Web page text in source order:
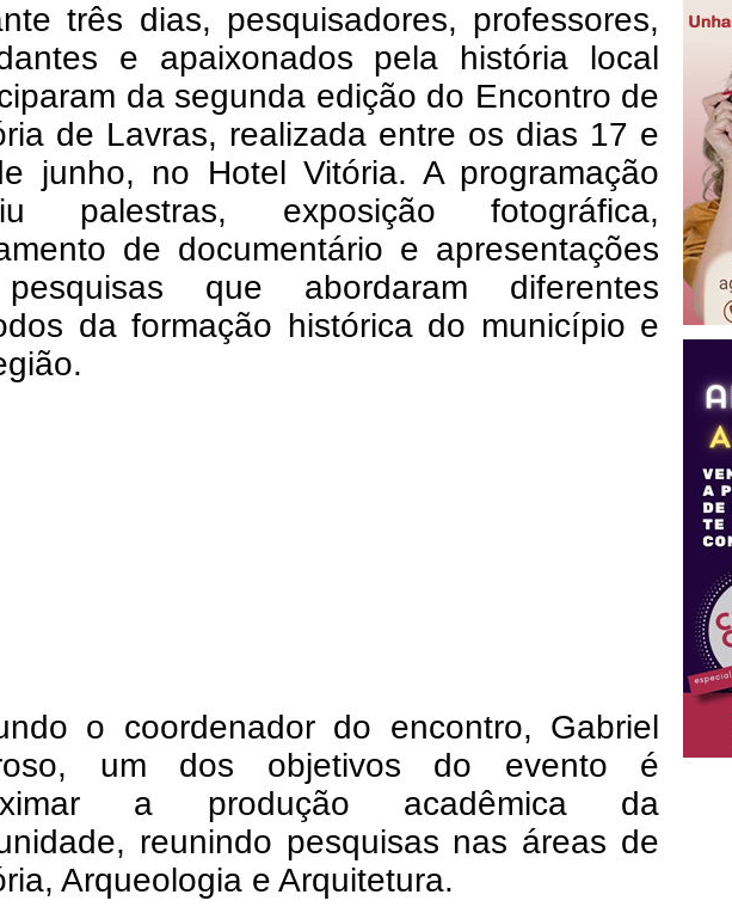
três dias, pesquisadores, professores,
e apaixonados pela história local
da segunda edição do Encontro de
de Lavras, realizada entre os dias 17 e
junho, no Hotel Vitória. A programação
palestras, exposição fotográfica,
de documentário e apresentações
que abordaram diferentes
da formação histórica do município e
o coordenador do encontro, Gabriel
um dos objetivos do evento é
a produção acadêmica da
reunindo pesquisas nas áreas de
Arqueologia e Arquitetura.